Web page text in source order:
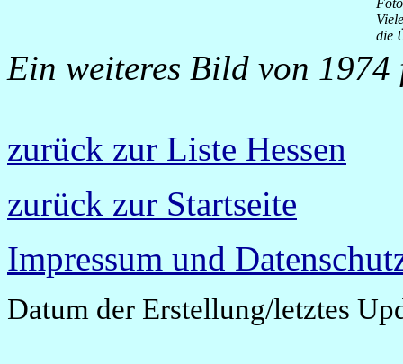
die
Ein weiteres Bild von
zurück zur Liste Hessen
zurück zur Startseite
Impressum und
Datum der Erstellung/letztes